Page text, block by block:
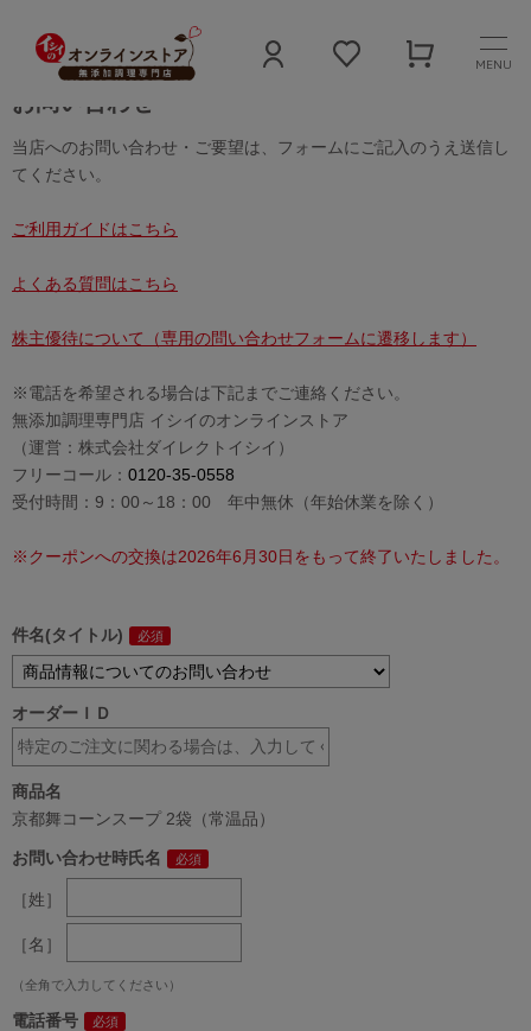
MENU
お問い合わせ
当店へのお問い合わせ・ご要望は、フォームにご記入のうえ送信し
てください。
ご利用ガイドはこちら
よくある質問はこちら
株主優待について（専用の問い合わせフォームに遷移します）
※電話を希望される場合は下記までご連絡ください。
無添加調理専門店 イシイのオンラインストア
（運営：株式会社ダイレクトイシイ）
フリーコール： 0120-35-0558
受付時間：9：00～18：00 年中無休（年始休業を除く）
※クーポンへの交換は2026年6月30日をもって終了いたしました。
件名(タイトル)
オーダーＩＤ
商品名
京都舞コーンスープ 2袋（常温品）
お問い合わせ時氏名
［姓］
［名］
（全角で入力してください）
電話番号